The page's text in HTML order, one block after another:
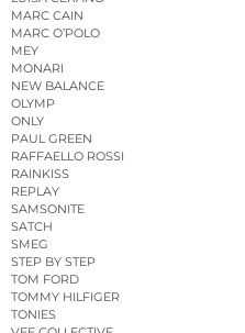
MARC CAIN
MARC O’POLO
MEY
MONARI
NEW BALANCE
OLYMP
ONLY
PAUL GREEN
RAFFAELLO ROSSI
RAINKISS
REPLAY
SAMSONITE
SATCH
SMEG
STEP BY STEP
TOM FORD
TOMMY HILFIGER
TONIES